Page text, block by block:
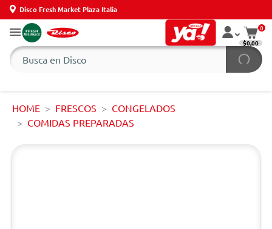
Disco Fresh Market Plaza Italia
0
$0,00
HOME FRESCOS
CONGELADOS
COMIDAS PREPARADAS